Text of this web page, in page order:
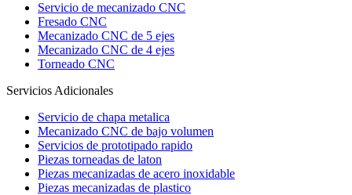
Servicio de mecanizado CNC
Fresado CNC
Mecanizado CNC de 5 ejes
Mecanizado CNC de 4 ejes
Torneado CNC
Servicios Adicionales
Servicio de chapa metalica
Mecanizado CNC de bajo volumen
Servicios de prototipado rapido
Piezas torneadas de laton
Piezas mecanizadas de acero inoxidable
Piezas mecanizadas de plastico